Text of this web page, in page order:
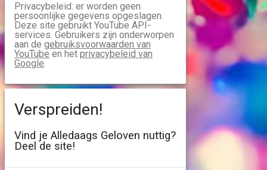
Privacybeleid: er worden geen
persoonlijke gegevens opgeslagen.
Deze site gebruikt YouTube API-
services. Gebruikers zijn onderworpen
aan de gebruiksvoorwaarden van
YouTube en het privacybeleid van
Google.
Verspreiden!
Vind je Alledaags Geloven nuttig?
Deel de site!